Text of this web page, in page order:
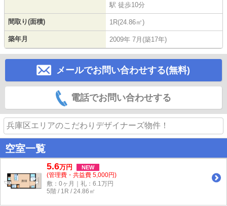
駅 徒歩10分
間取り(面積) 1R(24.86㎡)
築年月 2009年 7月(築17年)
メールでお問い合わせする(無料)
電話でお問い合わせする
兵庫区エリアのこだわりデザイナーズ物件！
空室一覧
5.6万円 NEW
(管理費・共益費 5,000円)
敷：0ヶ月｜礼：6.1万円
5階 / 1R / 24.86㎡